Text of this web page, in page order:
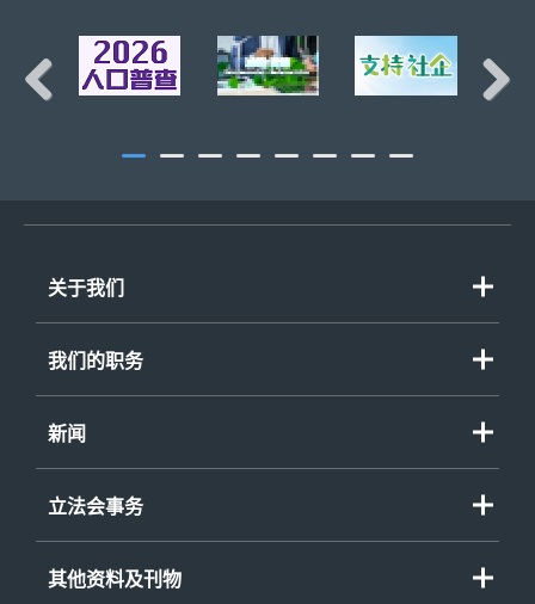
页首
关于我们
我们的职务
新闻
立法会事务
其他资料及刊物